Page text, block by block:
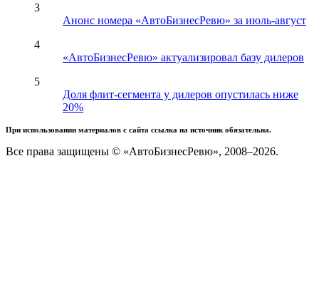
3
Анонс номера «АвтоБизнесРевю» за июль-август
4
«АвтоБизнесРевю» актуализировал базу дилеров
5
Доля флит-сегмента у дилеров опустилась ниже
20%
При использовании материалов с сайта ссылка на источник обязательна.
Все права защищены © «АвтоБизнесРевю», 2008–2026.